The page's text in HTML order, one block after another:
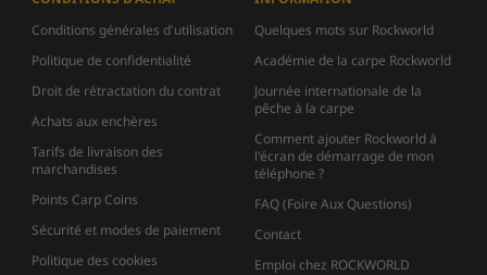
Conditions générales d'utilisation
Politique de confidentialité
Droit de rétractation du contrat
Achats aux enchères
Tarifs de livraison des
marchandises
Points Carp Coins
Sécurité et modes de paiement
Politique des cookies
Quelques mots sur Rockworld
Académie de la carpe Rockworld
Journée internationale de la
pêche à la carpe
Comment ajouter Rockworld à
l'écran de démarrage de mon
téléphone ?
FAQ (Foire Aux Questions)
Contact
Emploi chez ROCKWORLD